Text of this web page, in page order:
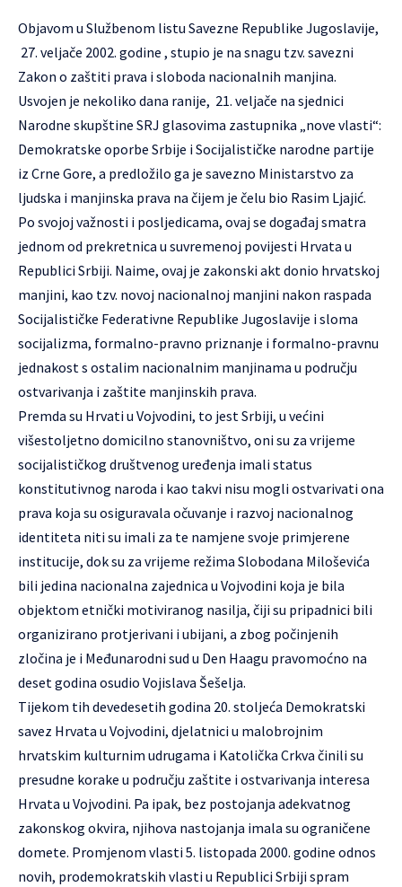
Objavom u Službenom listu Savezne Republike Jugoslavije,
27. veljače 2002. godine , stupio je na snagu tzv. savezni
Zakon o zaštiti prava i sloboda nacionalnih manjina.
Usvojen je nekoliko dana ranije, 21. veljače na sjednici
Narodne skupštine SRJ glasovima zastupnika „nove vlasti“:
Demokratske oporbe Srbije i Socijalističke narodne partije
iz Crne Gore, a predložilo ga je savezno Ministarstvo za
ljudska i manjinska prava na čijem je čelu bio Rasim Ljajić.
Po svojoj važnosti i posljedicama, ovaj se događaj smatra
jednom od prekretnica u suvremenoj povijesti Hrvata u
Republici Srbiji. Naime, ovaj je zakonski akt donio hrvatskoj
manjini, kao tzv. novoj nacionalnoj manjini nakon raspada
Socijalističke Federativne Republike Jugoslavije i sloma
socijalizma, formalno-pravno priznanje i formalno-pravnu
jednakost s ostalim nacionalnim manjinama u području
ostvarivanja i zaštite manjinskih prava.
Premda su Hrvati u Vojvodini, to jest Srbiji, u većini
višestoljetno domicilno stanovništvo, oni su za vrijeme
socijalističkog društvenog uređenja imali status
konstitutivnog naroda i kao takvi nisu mogli ostvarivati ona
prava koja su osiguravala očuvanje i razvoj nacionalnog
identiteta niti su imali za te namjene svoje primjerene
institucije, dok su za vrijeme režima Slobodana Miloševića
bili jedina nacionalna zajednica u Vojvodini koja je bila
objektom etnički motiviranog nasilja, čiji su pripadnici bili
organizirano protjerivani i ubijani, a zbog počinjenih
zločina je i Međunarodni sud u Den Haagu pravomoćno na
deset godina osudio Vojislava Šešelja.
Tijekom tih devedesetih godina 20. stoljeća Demokratski
savez Hrvata u Vojvodini, djelatnici u malobrojnim
hrvatskim kulturnim udrugama i Katolička Crkva činili su
presudne korake u području zaštite i ostvarivanja interesa
Hrvata u Vojvodini. Pa ipak, bez postojanja adekvatnog
zakonskog okvira, njihova nastojanja imala su ograničene
domete. Promjenom vlasti 5. listopada 2000. godine odnos
novih, prodemokratskih vlasti u Republici Srbiji spram